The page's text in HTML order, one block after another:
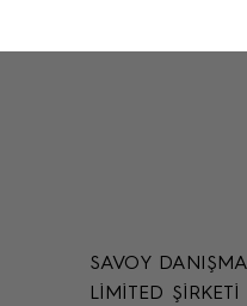
Uzaktan
SAVOY
LİMİTED ŞİRKETİ